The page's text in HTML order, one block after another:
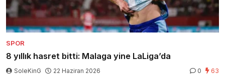
SPOR
8 yıllık hasret bitti: Malaga yine LaLiga’da
SoleKinG 22 Haziran 2026 0 63